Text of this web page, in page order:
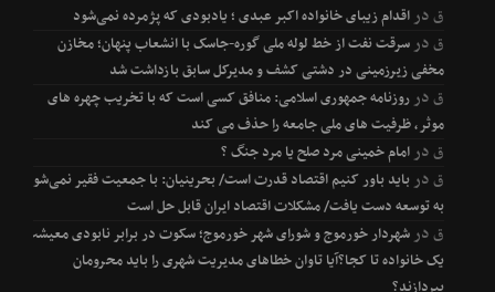
قدراقدام زیبای خانواده اکبر عبدی ؛ یادبودی که پژمرده نمی‌شود
قدرسرقت نفت از خط لوله ملی گوره-جاسک با انشعاب پنهان؛ مخازن
مخفی زیرزمینی در دشتی کشف و مدیرکل سابق بازداشت شد
قدرروزنامه جمهوری اسلامی: منافق کسی است که با تخریب چهره های
موثر، ظرفیت های ملی جامعه را حذف می کند
قدرامام خمینی مرد صلح یا مرد جنگ ؟
قدرباید باور کنیم اقتصاد قدرت است/ بحرینیان: با جمعیت فقیر نمی‌شود
به توسعه دست یافت/ مشکلات اقتصاد ایران قابل حل است
قدرشهردار خورموج و شورای شهر خورموج؛ سکوت در برابر نابودی معیشت
یک خانواده تا کجا؟آیا تاوان خطاهای مدیریت شهری را باید محرومان